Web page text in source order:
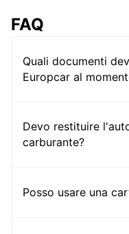
FAQ
Quali documenti
Europcar al
Devo restituire
carburante?
Posso usare una